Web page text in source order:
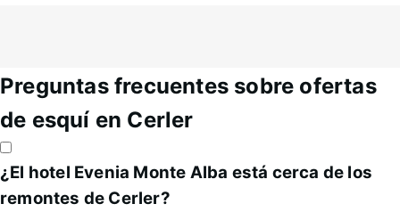
Preguntas frecuentes sobre ofertas
de esquí en Cerler
¿El hotel Evenia Monte Alba está cerca de los
remontes de Cerler?